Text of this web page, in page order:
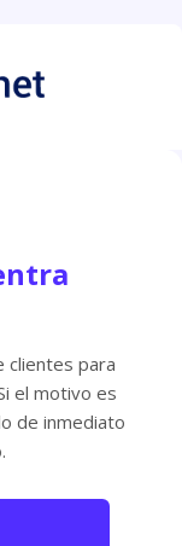
clientes para
el motivo es
de inmediato